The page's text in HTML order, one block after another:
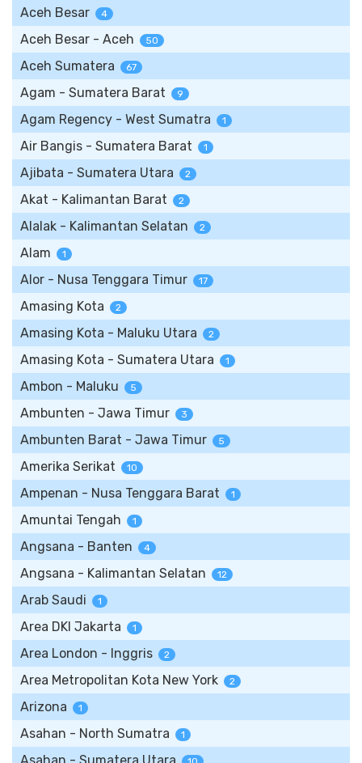
Aceh Besar 4
Aceh Besar - Aceh 50
Aceh Sumatera 67
Agam - Sumatera Barat 9
Agam Regency - West Sumatra 1
Air Bangis - Sumatera Barat 1
Ajibata - Sumatera Utara 2
Akat - Kalimantan Barat 2
Alalak - Kalimantan Selatan 2
Alam 1
Alor - Nusa Tenggara Timur 17
Amasing Kota 2
Amasing Kota - Maluku Utara 2
Amasing Kota - Sumatera Utara 1
Ambon - Maluku 5
Ambunten - Jawa Timur 3
Ambunten Barat - Jawa Timur 5
Amerika Serikat 10
Ampenan - Nusa Tenggara Barat 1
Amuntai Tengah 1
Angsana - Banten 4
Angsana - Kalimantan Selatan 12
Arab Saudi 1
Area DKI Jakarta 1
Area London - Inggris 2
Area Metropolitan Kota New York 2
Arizona 1
Asahan - North Sumatra 1